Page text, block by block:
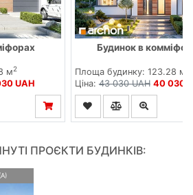
м2
UAH
Будинок в
Площа будинку: 123.28 м
Ціна:43 030 UAH 40 030
ПРОЄКТИ БУДИНКІВ: